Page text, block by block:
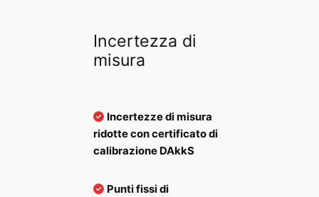
Incertezza di
misura
Incertezze di misura
ridotte con certificato di
calibrazione DAkkS
Punti fissi di